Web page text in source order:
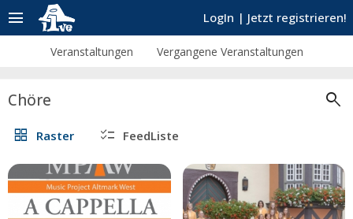
LogIn | Jetzt registrieren!
menu
Veranstaltungen Vergangene Veranstaltungen
Chöre search
grid_view Raster checklist FeedListe